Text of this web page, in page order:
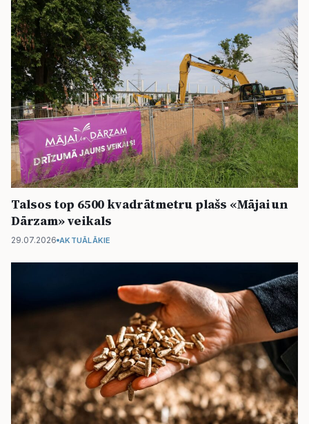
Talsos top 6500 kvadrātmetru plašs «Mājai un
Dārzam» veikals
29.07.2026 AKTUĀLĀKIE